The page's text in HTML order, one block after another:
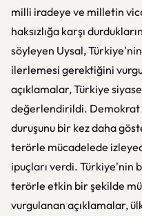
milli iradeye ve milletin
haksızlığa karşı
söyleyen Uysal,
ilerlemesi gerektiğini
açıklamalar, Türkiye
değerlendirildi. Demokrat
duruşunu bir kez daha
terörle mücadelede
ipuçları verdi. Türkiye'nin
terörle etkin bir şekilde
vurgulanan açıklamalar,